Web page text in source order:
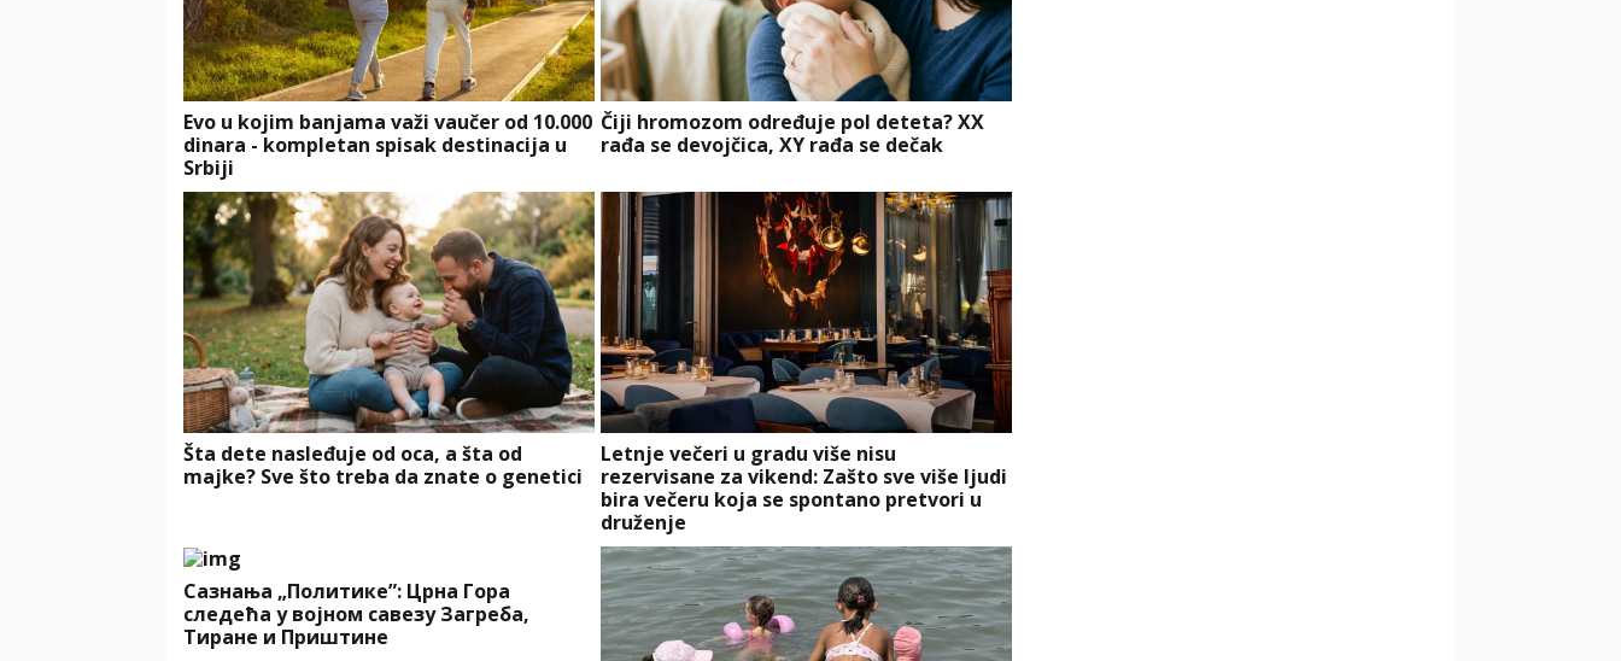
Evo u kojim banjama važi vaučer od 10.000
dinara - kompletan spisak destinacija u
Srbiji
Čiji hromozom određuje pol deteta? XX
rađa se devojčica, XY rađa se dečak
Šta dete nasleđuje od oca, a šta od
majke? Sve što treba da znate o genetici
Letnje večeri u gradu više nisu
rezervisane za vikend: Zašto sve više ljudi
bira večeru koja se spontano pretvori u
druženje
Сазнања „Политике”: Црна Гора
следећа у војном савезу Загреба,
Тиране и Приштине